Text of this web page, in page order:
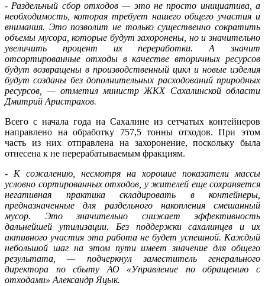
- Раздельный сбор отходов — это не просто инициатива, а
необходимость, которая требует нашего общего участия и
внимания. Это позволит не только существенно сократить
объемы мусора, которые будут захоронены, но и значительно
увеличить процент их переработки. А значит
отсортированные отходы в качестве вторичных ресурсов
будут возвращены в производственный цикл и новые изделия
будут созданы без дополнительных расходований природных
ресурсов, — отметил министр ЖКХ Сахалинской области
Дмитрий Аристрахов.
Всего с начала года на Сахалине из сетчатых контейнеров
направлено на обработку 757,5 тонны отходов. При этом
часть из них отправлена на захоронение, поскольку была
отнесена к не перерабатываемым фракциям.
- К сожалению, несмотря на хорошие показатели массы
условно сортированных отходов, у жителей еще сохраняется
негативная практика складировать в контейнеры,
предназначенные для раздельного накопления смешанный
мусор. Это значительно снижает эффективность
дальнейшей утилизации. Без поддержки сахалинцев и их
активного участия эта работа не будет успешной. Каждый
небольшой шаг на этом пути имеет значение для общего
результата, — подчеркнул заместитель генерального
директора по сбыту АО «Управление по обращению с
отходами» Александр Яцык.